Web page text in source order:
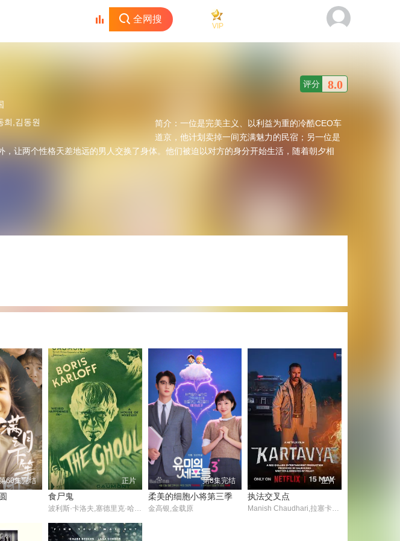
全网搜
VIP
评分 8.0
희,김동원 简介： 一位是完美主义、以利益为重的冷酷CEO车
道京，他计划卖掉一间充满魅力的民宿；另一位是
让两个性格天差地远的男人交换了身体。他们被迫以对方的身分开始生活，随着朝夕相
60集完结 正片
食尸鬼
第8集完结
柔美的细胞小将第三季
金高银,金载原
正片
执法交叉点